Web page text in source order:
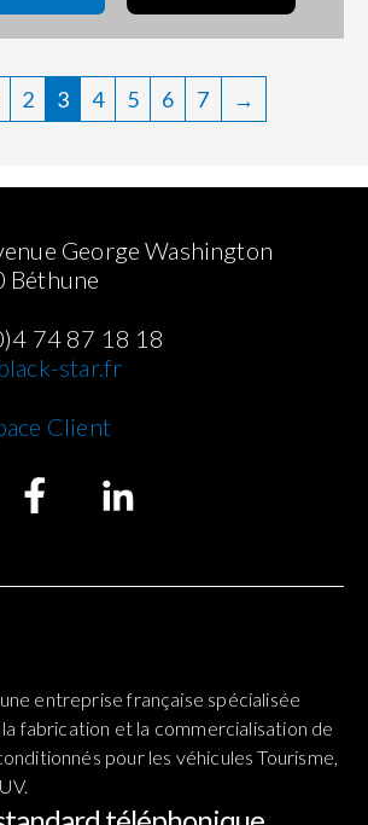
2 3 4 5 6 7 →
George Washington
Béthune
74 87 18 18
star.fr
Client
entreprise française spécialisée
fabrication et la commercialisation de
pour les véhicules Tourisme,